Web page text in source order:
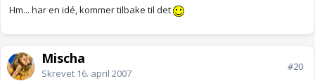
Hm... har en idé, kommer tilbake til det
Mischa
Skrevet 16. april 2007
#20